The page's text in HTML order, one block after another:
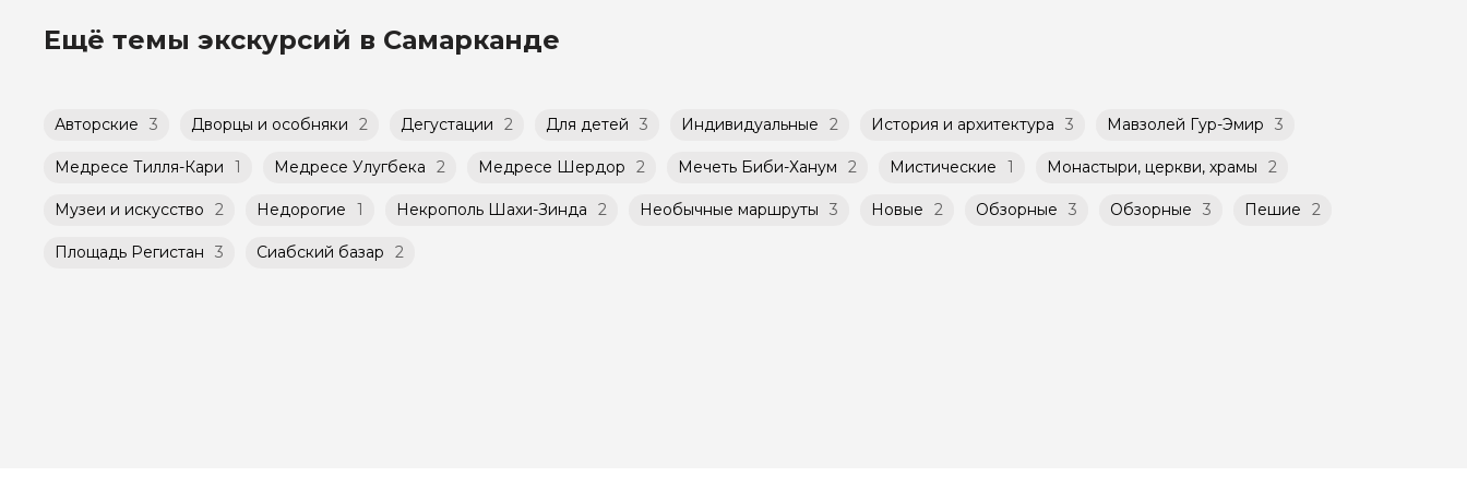
Способы оплаты на сайте: Картой российского банка можно оплатить любую экскурсию.
Мини-группы проводятся на тех же условиях, что и групповые, но с количество участников ограничено
(группа может быть не более 10 человек)
Ещё темы экскурсий в Самарканде
Авторские 3 Дворцы и особняки 2 Дегустации 2 Для детей 3 Индивидуальные 2 История и архитектура 3 Мавзолей Гур-Эмир 3
Медресе Тилля-Кари 1 Медресе Улугбека 2 Медресе Шердор 2 Мечеть Биби-Ханум 2 Мистические 1 Монастыри, церкви, храмы 2
Музеи и искусство 2 Недорогие 1 Некрополь Шахи-Зинда 2 Необычные маршруты 3 Новые 2 Обзорные 3 Обзорные 3 Пешие 2
Площадь Регистан 3 Сиабский базар 2